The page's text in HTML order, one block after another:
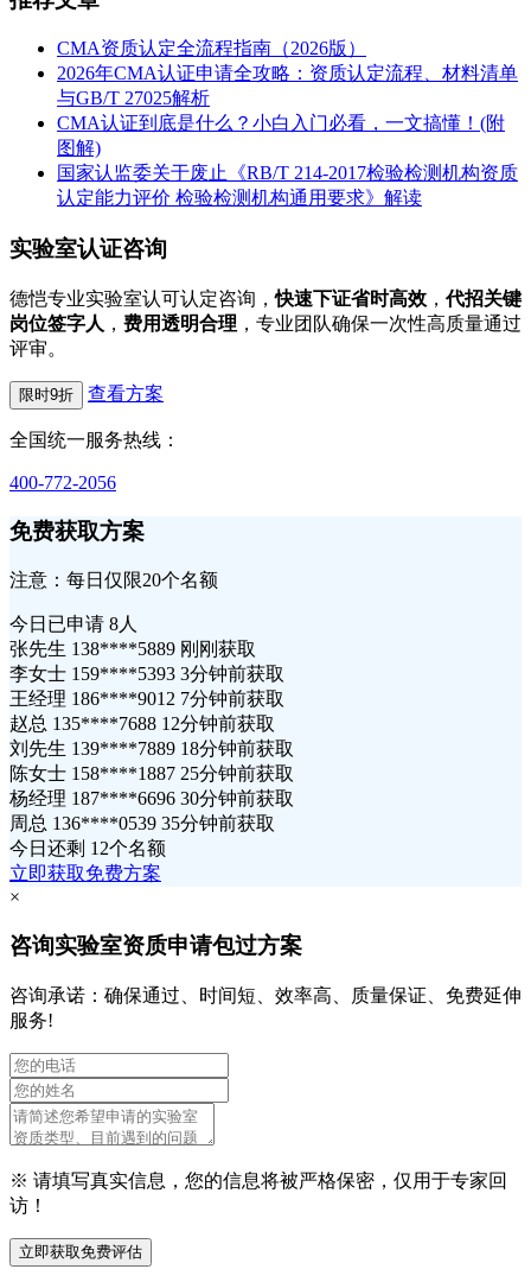
CMA资质认定全流程指南（2026版）
2026年CMA认证申请全攻略：资质认定流程、材料清单
与GB/T 27025解析
CMA认证到底是什么？小白入门必看，一文搞懂！(附
图解)
国家认监委关于废止《RB/T 214-2017检验检测机构资质
认定能力评价 检验检测机构通用要求》解读
实验室认证咨询
德恺专业实验室认可认定咨询，快速下证省时高效 ，代招关键
岗位签字人 ， 费用透明合理 ，专业团队确保一次性高质量通过
评审。
限时9折 查看方案
全国统一服务热线：
400-772-2056
免费获取方案
注意：每日仅限20个名额
今日已申请 8人
张先生 138****5889 刚刚获取
李女士 159****5393 3分钟前获取
王经理 186****9012 7分钟前获取
赵总 135****7688 12分钟前获取
刘先生 139****7889 18分钟前获取
陈女士 158****1887 25分钟前获取
杨经理 187****6696 30分钟前获取
周总 136****0539 35分钟前获取
今日还剩 12个名额
立即获取免费方案
×
咨询实验室资质申请包过方案
咨询承诺：确保通过、时间短、效率高、质量保证、免费延伸
服务!
※ 请填写真实信息，您的信息将被严格保密，仅用于专家回
访！
立即获取免费评估